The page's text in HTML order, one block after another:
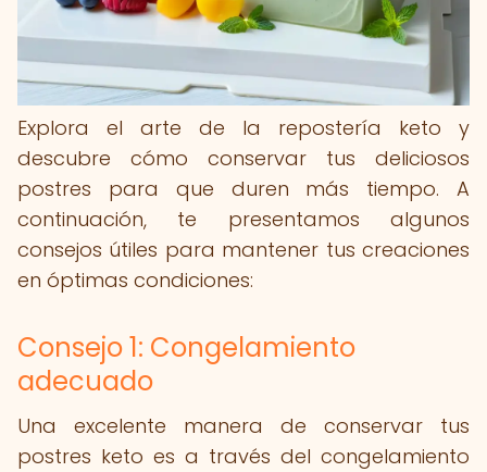
Explora el arte de la repostería keto y
descubre cómo conservar tus deliciosos
postres para que duren más tiempo. A
continuación, te presentamos algunos
consejos útiles para mantener tus creaciones
en óptimas condiciones:
Consejo 1: Congelamiento
adecuado
Una excelente manera de conservar tus
postres keto es a través del congelamiento